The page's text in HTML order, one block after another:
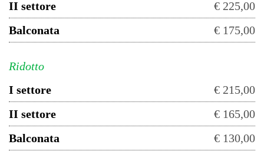
II settore
€ 225,00
Balconata
€ 175,00
Ridotto
I settore
€ 215,00
II settore
€ 165,00
Balconata
€ 130,00